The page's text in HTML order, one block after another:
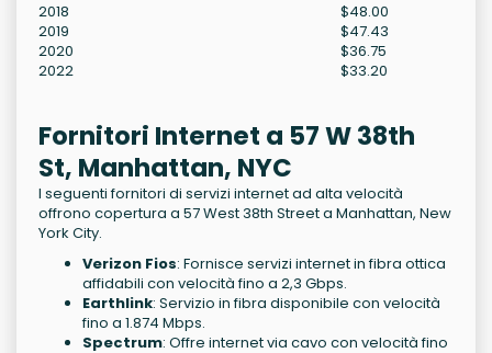
2018
$48.00
2019
$47.43
2020
$36.75
2022
$33.20
Fornitori Internet a 57 W 38th
St, Manhattan, NYC
I seguenti fornitori di servizi internet ad alta velocità
offrono copertura a 57 West 38th Street a Manhattan, New
York City.
Verizon Fios: Fornisce servizi internet in fibra ottica
affidabili con velocità fino a 2,3 Gbps.
Earthlink: Servizio in fibra disponibile con velocità
fino a 1.874 Mbps.
Spectrum: Offre internet via cavo con velocità fino